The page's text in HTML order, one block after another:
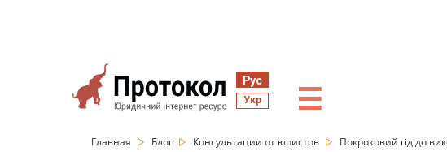
Рус
Укр ☰
Главная Блог Консультации от юристов Покроковий гід до